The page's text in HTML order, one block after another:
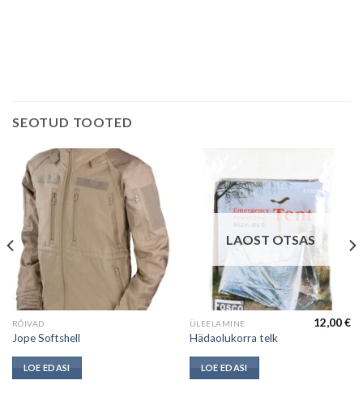
SEOTUD TOOTED
RÕIVAD
Jope Softshell
LOE EDASI
LAOST OTSAS
ÜLEELAMINE
Hädaolukorra telk
12,00€
LOE EDASI